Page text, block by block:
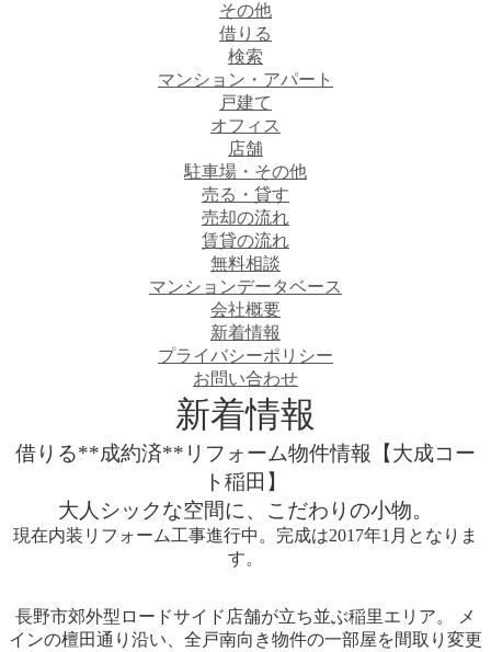
その他
借りる
検索
マンション・アパート
戸建て
オフィス
店舗
駐車場・その他
売る・貸す
売却の流れ
賃貸の流れ
無料相談
マンションデータベース
会社概要
新着情報
プライバシーポリシー
お問い合わせ
新着情報
借りる**成約済**リフォーム物件情報【大成コー
ト稲田】
大人シックな空間に、こだわりの小物。
現在内装リフォーム工事進行中。完成は2017年1月となりま
す。
長野市郊外型ロードサイド店舗が立ち並ぶ稲里エリア。 メ
インの檀田通り沿い、全戸南向き物件の一部屋を間取り変更